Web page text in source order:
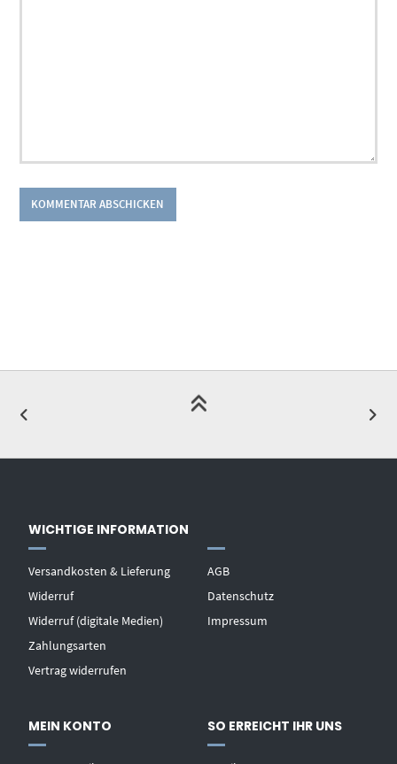
WICHTIGE INFORMATION
Versandkosten & Lieferung
Widerruf
Widerruf (digitale Medien)
Zahlungsarten
Vertrag widerrufen
AGB
Datenschutz
Impressum
MEIN KONTO SO ERREICHT IHR UNS